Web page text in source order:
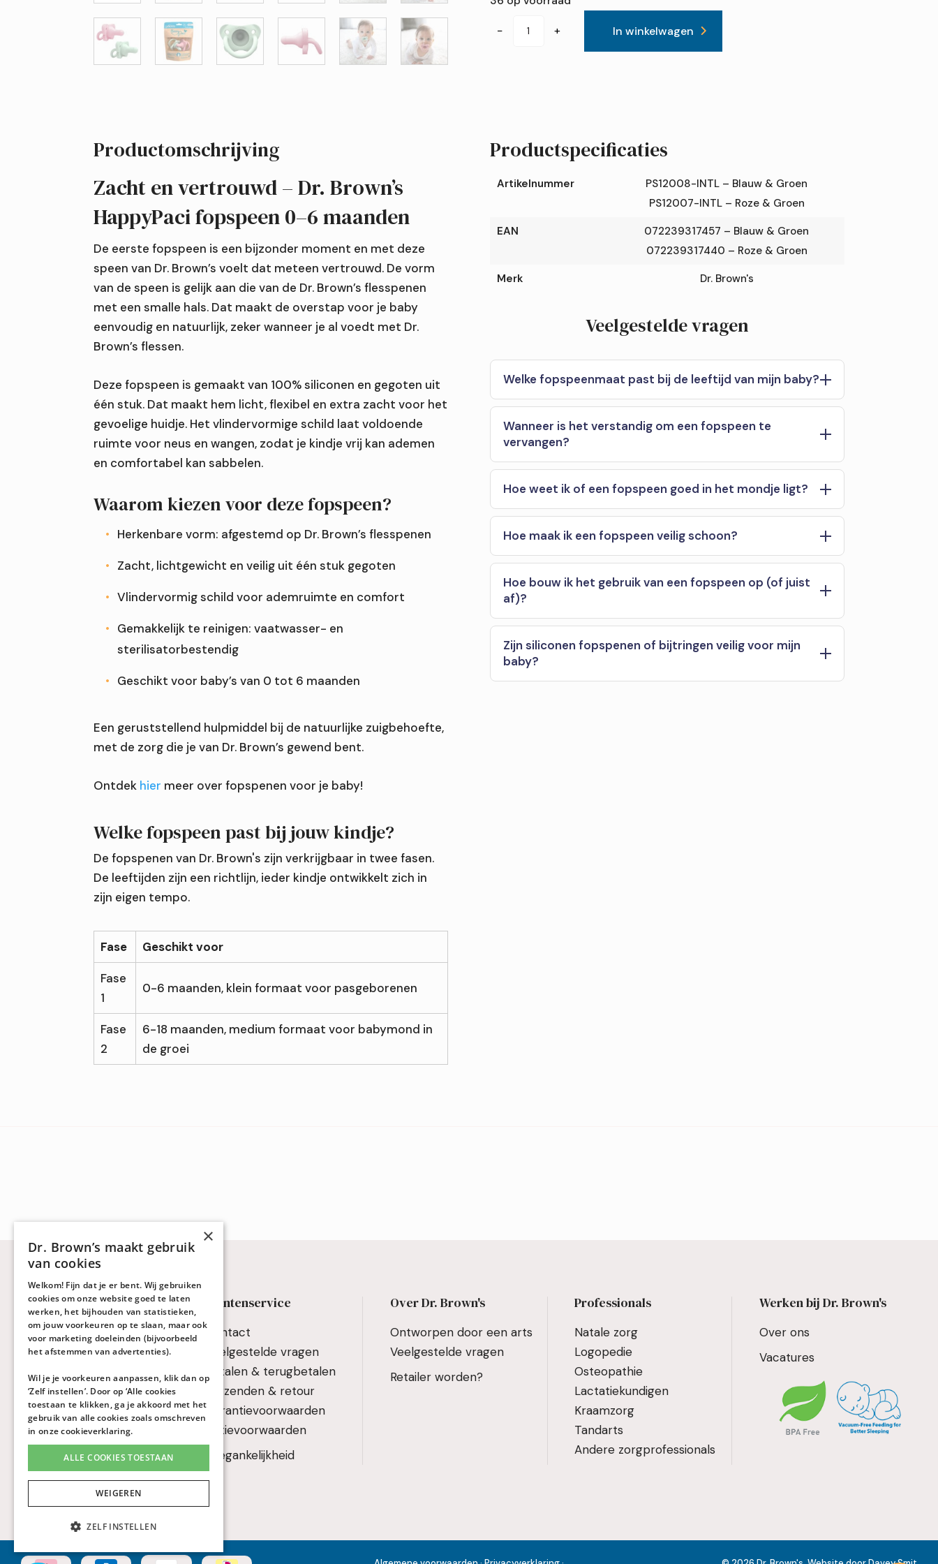
Welke fopspeenmaat past bij de leeftijd van mijn baby?
Hoe helpen bijtringen bij ongemak van doorkomende tandjes?
−
maanden
aantal
+ In winkelwagen
Productomschrijving
Zacht en vertrouwd – Dr. Brown’s
HappyPaci fopspeen 0–6 maanden
De eerste fopspeen is een bijzonder moment en met deze
speen van Dr. Brown’s voelt dat meteen vertrouwd. De vorm
van de speen is gelijk aan die van de Dr. Brown’s flesspenen
met een smalle hals. Dat maakt de overstap voor je baby
eenvoudig en natuurlijk, zeker wanneer je al voedt met Dr.
Brown’s flessen.
Deze fopspeen is gemaakt van 100% siliconen en gegoten uit
één stuk. Dat maakt hem licht, flexibel en extra zacht voor het
gevoelige huidje. Het vlindervormige schild laat voldoende
ruimte voor neus en wangen, zodat je kindje vrij kan ademen
en comfortabel kan sabbelen.
Waarom kiezen voor deze fopspeen?
Herkenbare vorm: afgestemd op Dr. Brown’s flesspenen
Zacht, lichtgewicht en veilig uit één stuk gegoten
Vlindervormig schild voor ademruimte en comfort
Gemakkelijk te reinigen: vaatwasser- en
sterilisatorbestendig
Geschikt voor baby’s van 0 tot 6 maanden
Een geruststellend hulpmiddel bij de natuurlijke zuigbehoefte,
met de zorg die je van Dr. Brown’s gewend bent.
Ontdek hier meer over fopspenen voor je baby!
Welke fopspeen past bij jouw kindje?
De fopspenen van Dr. Brown's zijn verkrijgbaar in twee fasen.
De leeftijden zijn een richtlijn, ieder kindje ontwikkelt zich in
zijn eigen tempo.
Fase Geschikt voor
Fase
1
0-6 maanden, klein formaat voor pasgeborenen
Fase
2
6-18 maanden, medium formaat voor babymond in
de groei
Productspecificaties
Artikelnummer
PS12008-INTL – Blauw & Groen
PS12007-INTL – Roze & Groen
EAN
072239317457 – Blauw & Groen
072239317440 – Roze & Groen
Merk
Dr. Brown's
Veelgestelde vragen
Welke fopspeenmaat past bij de leeftijd van mijn baby?
Wanneer is het verstandig om een fopspeen te
vervangen?
Hoe weet ik of een fopspeen goed in het mondje ligt?
Hoe maak ik een fopspeen veilig schoon?
Hoe bouw ik het gebruik van een fopspeen op (of juist
af)?
Zijn siliconen fopspenen of bijtringen veilig voor mijn
baby?
Keuzehulp & Advies
Keuzehulp flessen
Keuzehulp drinkbekers
Fles- en borstvoeding
combineren
Reflux, scheten en buikpijn
Handleidingen
Veelgestelde vragen
Klantenservice
Contact
Veelgestelde vragen
Betalen & terugbetalen
Verzenden & retour
Garantievoorwaarden
Actievoorwaarden
Toegankelijkheid
Over Dr. Brown's
Ontworpen door een arts
Veelgestelde vragen
Retailer worden?
Professionals
Natale zorg
Logopedie
Osteopathie
Lactatiekundigen
Kraamzorg
Tandarts
Andere zorgprofessionals
Werken bij Dr. Brown's
Over ons
Vacatures
×
Dr. Brown’s maakt gebruik
van cookies
Welkom! Fijn dat je er bent. Wij gebruiken
cookies om onze website goed te laten
werken, het bijhouden van statistieken,
om jouw voorkeuren op te slaan, maar ook
voor marketing doeleinden (bijvoorbeeld
het afstemmen van advertenties).
Wil je je voorkeuren aanpassen, klik dan op
‘Zelf instellen’. Door op ‘Alle cookies
toestaan te klikken, ga je akkoord met het
gebruik van alle cookies zoals omschreven
in onzecookieverklaring.
ALLE COOKIES TOESTAAN
WEIGEREN
ZELF INSTELLEN